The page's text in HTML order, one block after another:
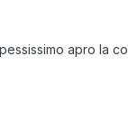
apro la